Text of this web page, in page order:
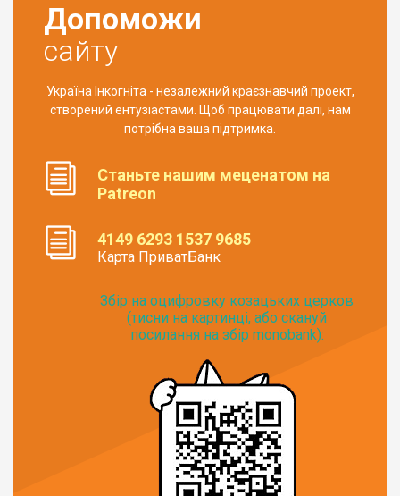
Допоможи
сайту
Україна Інкогніта - незалежний краєзнавчий проект,
створений ентузіастами. Щоб працювати далі, нам
потрібна ваша підтримка.
Станьте нашим меценатом на
Patreon
4149 6293 1537 9685
Карта ПриватБанк
Збір на оцифровку козацьких церков
(тисни на картинці, або скануй
посилання на збір monobank):